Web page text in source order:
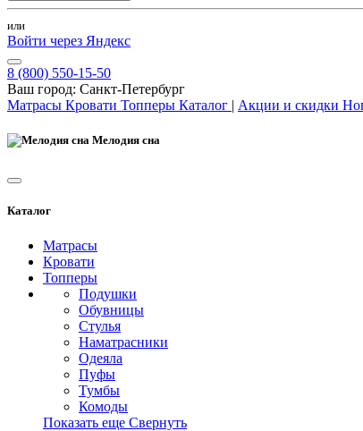
или
Войти через Яндекс
8 (800) 550-15-50
Ваш город: Санкт-Петербург
Матрасы Кровати Топперы Каталог | Акции и скидки
Мелодия сна
Каталог
Матрасы
Кровати
Топперы
Подушки
Обувницы
Стулья
Наматрасники
Одеяла
Пуфы
Тумбы
Комоды
Показать еще Свернуть